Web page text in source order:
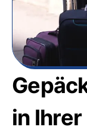
in Ihrer